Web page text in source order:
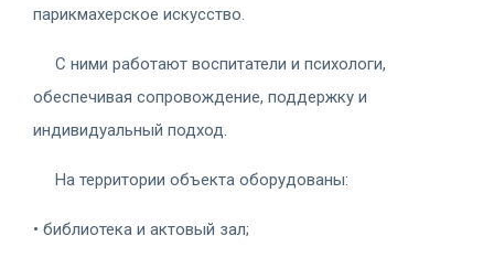
парикмахерское искусство.
С ними работают воспитатели и психологи,
обеспечивая сопровождение, поддержку и
индивидуальный подход.
На территории объекта оборудованы:
• библиотека и актовый зал;